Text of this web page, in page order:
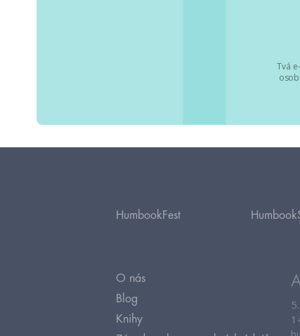
Tvá
HumbookFest
O nás
Blog
Knihy